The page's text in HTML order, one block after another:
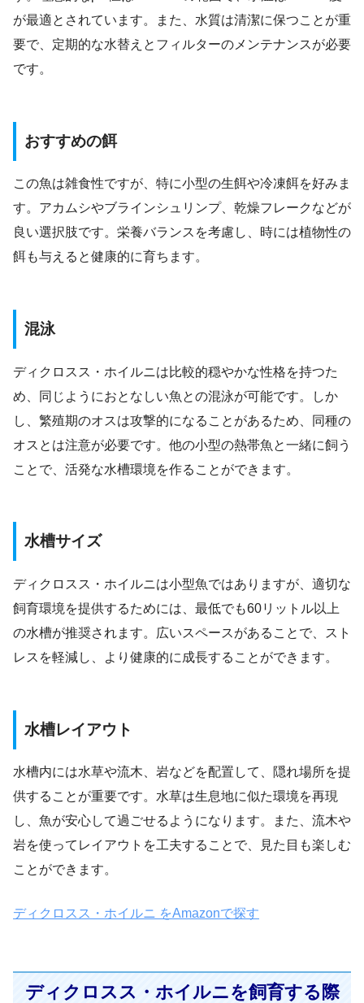
が最適とされています。また、水質は清潔に保つことが重
要で、定期的な水替えとフィルターのメンテナンスが必要
です。
おすすめの餌
この魚は雑食性ですが、特に小型の生餌や冷凍餌を好みま
す。アカムシやブラインシュリンプ、乾燥フレークなどが
良い選択肢です。栄養バランスを考慮し、時には植物性の
餌も与えると健康的に育ちます。
混泳
ディクロスス・ホイルニは比較的穏やかな性格を持つた
め、同じようにおとなしい魚との混泳が可能です。しか
し、繁殖期のオスは攻撃的になることがあるため、同種の
オスとは注意が必要です。他の小型の熱帯魚と一緒に飼う
ことで、活発な水槽環境を作ることができます。
水槽サイズ
ディクロスス・ホイルニは小型魚ではありますが、適切な
飼育環境を提供するためには、最低でも60リットル以上
の水槽が推奨されます。広いスペースがあることで、スト
レスを軽減し、より健康的に成長することができます。
水槽レイアウト
水槽内には水草や流木、岩などを配置して、隠れ場所を提
供することが重要です。水草は生息地に似た環境を再現
し、魚が安心して過ごせるようになります。また、流木や
岩を使ってレイアウトを工夫することで、見た目も楽しむ
ことができます。
ディクロスス・ホイルニ をAmazonで探す
ディクロスス・ホイルニを飼育する際